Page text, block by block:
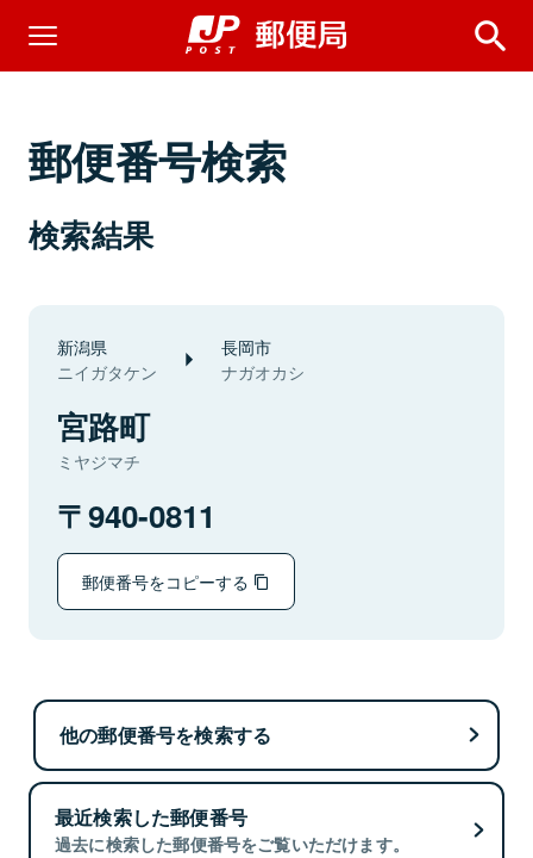
郵便番号検索
検索結果
新潟県
ニイガタケン
長岡市
ナガオカシ
宮路町
ミヤジマチ
940-0811
郵便番号をコピーする
他の郵便番号を検索する
最近検索した郵便番号
過去に検索した郵便番号をご覧いただけます。